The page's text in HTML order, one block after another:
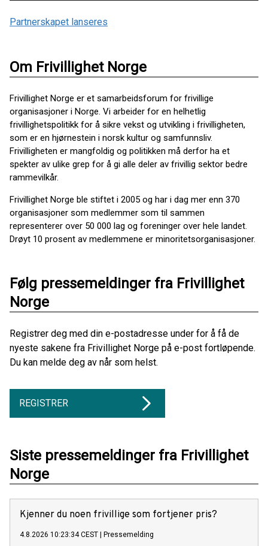
Partnerskapet lanseres
Om Frivillighet Norge
Frivillighet Norge er et samarbeidsforum for frivillige
organisasjoner i Norge. Vi arbeider for en helhetlig
frivillighetspolitikk for å sikre vekst og utvikling i frivilligheten,
som er en hjørnestein i norsk kultur og samfunnsliv.
Frivilligheten er mangfoldig og politikken må derfor ha et
spekter av ulike grep for å gi alle deler av frivillig sektor bedre
rammevilkår.
Frivillighet Norge ble stiftet i 2005 og har i dag mer enn 370
organisasjoner som medlemmer som til sammen
representerer over 50 000 lag og foreninger over hele landet.
Drøyt 10 prosent av medlemmene er minoritetsorganisasjoner.
Følg pressemeldinger fra Frivillighet
Norge
Registrer deg med din e-postadresse under for å få de
nyeste sakene fra Frivillighet Norge på e-post fortløpende.
Du kan melde deg av når som helst.
REGISTRER
Siste pressemeldinger fra Frivillighet
Norge
Kjenner du noen frivillige som fortjener pris?
4.8.2026 10:23:34 CEST | Pressemelding